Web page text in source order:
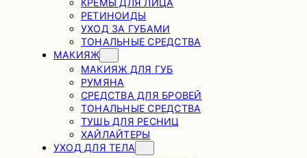
РЕТИНОИДЫ
УХОД ЗА ГУБАМИ
ТОНАЛЬНЫЕ СРЕДСТВА
МАКИЯЖ
МАКИЯЖ ДЛЯ ГУБ
РУМЯНА
СРЕДСТВА ДЛЯ БРОВЕЙ
ТОНАЛЬНЫЕ СРЕДСТВА
ТУШЬ ДЛЯ РЕСНИЦ
ХАЙЛАЙТЕРЫ
УХОД ДЛЯ ТЕЛА